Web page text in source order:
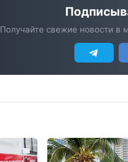
Получайте свежие новости в